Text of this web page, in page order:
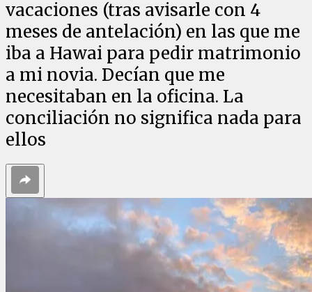
vacaciones (tras avisarle con 4
meses de antelación) en las que me
iba a Hawai para pedir matrimonio
a mi novia. Decían que me
necesitaban en la oficina. La
conciliación no significa nada para
ellos